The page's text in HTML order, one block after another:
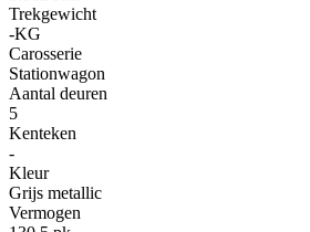
Trekgewicht
-KG
Carosserie
Stationwagon
Aantal deuren
5
Kenteken
-
Kleur
Grijs metallic
Vermogen